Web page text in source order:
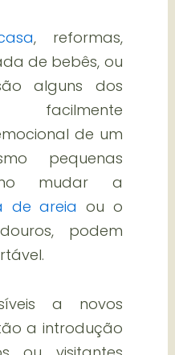
, reformas,
de bebês, ou
alguns dos
de um
pequenas
mudar a
de areia ou o
podem
a novos
a introdução